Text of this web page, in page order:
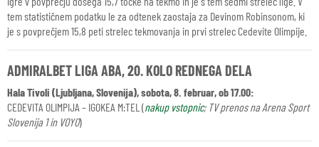
tem statističnem podatku le za odtenek zaostaja za Devinom Robinsonom, ki
je s povprečjem 15,8 peti strelec tekmovanja in prvi strelec Cedevite Olimpije.
ADMIRALBET LIGA ABA, 20. KOLO REDNEGA DELA
Hala Tivoli (Ljubljana, Slovenija), sobota, 8. februar, ob 17.00:
CEDEVITA OLIMPIJA – IGOKEA M:TEL (nakup vstopnic; TV prenos na Arena Sport
Slovenija 1 in VOYO)